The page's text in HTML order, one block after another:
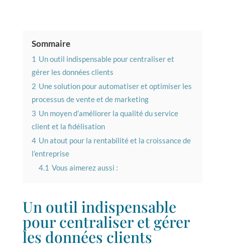
Sommaire
1 Un outil indispensable pour centraliser et
gérer les données clients
2 Une solution pour automatiser et optimiser les
processus de vente et de marketing
3 Un moyen d’améliorer la qualité du service
client et la fidélisation
4 Un atout pour la rentabilité et la croissance de
l’entreprise
4.1 Vous aimerez aussi :
Un outil indispensable
pour centraliser et gérer
les données clients